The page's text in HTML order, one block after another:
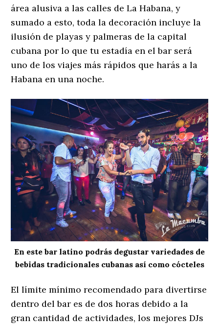
área alusiva a las calles de La Habana, y
sumado a esto, toda la decoración incluye la
ilusión de playas y palmeras de la capital
cubana por lo que tu estadía en el bar será
uno de los viajes más rápidos que harás a la
Habana en una noche.
En este bar latino podrás degustar variedades de
bebidas tradicionales cubanas así como cócteles
El límite mínimo recomendado para divertirse
dentro del bar es de dos horas debido a la
gran cantidad de actividades, los mejores DJs